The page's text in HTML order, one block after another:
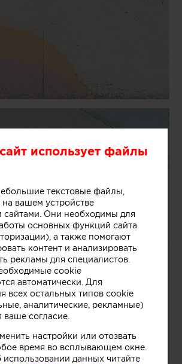
использует файлы
текстовые файлы,
вашем устройстве
Они необходимы для
основных функций сайта
а также помогают
контент и анализировать
рекламы для специалистов.
cookie
автоматически. Для
всех остальных типов cookie
аналитические, рекламные)
ваше согласие.
настройки или отозвать
время во всплывающем окне.
данных читайте